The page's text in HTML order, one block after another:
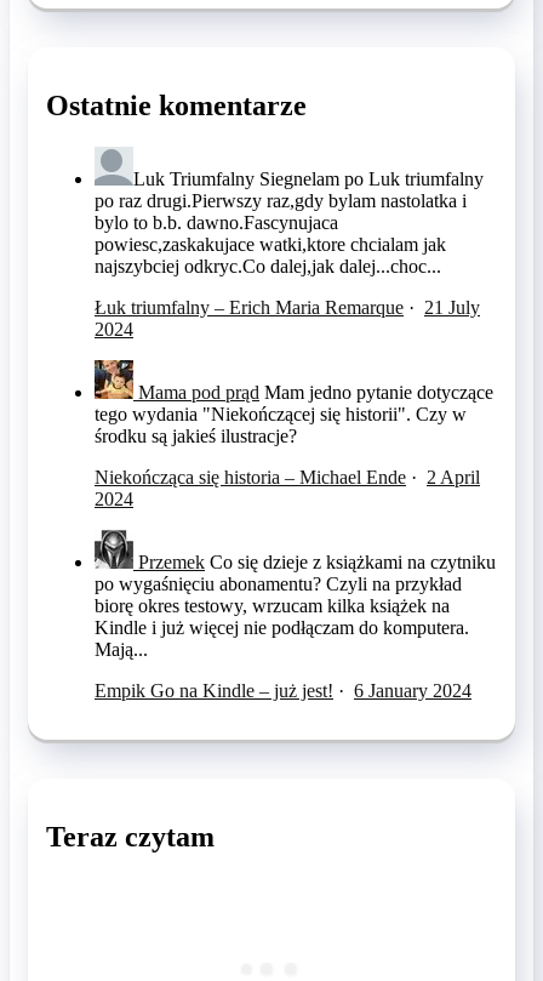
Ostatnie komentarze
Luk Triumfalny Siegnelam po Luk triumfalny
po raz drugi.Pierwszy raz,gdy bylam nastolatka i
bylo to b.b. dawno.Fascynujaca
powiesc,zaskakujace watki,ktore chcialam jak
najszybciej odkryc.Co dalej,jak dalej...choc...
Łuk triumfalny – Erich Maria Remarque · 21 July
2024
Mama pod prąd Mam jedno pytanie dotyczące
tego wydania "Niekończącej się historii". Czy w
środku są jakieś ilustracje?
Niekończąca się historia – Michael Ende · 2 April
2024
Przemek Co się dzieje z książkami na czytniku
po wygaśnięciu abonamentu? Czyli na przykład
biorę okres testowy, wrzucam kilka książek na
Kindle i już więcej nie podłączam do komputera.
Mają...
Empik Go na Kindle – już jest! · 6 January 2024
Teraz czytam